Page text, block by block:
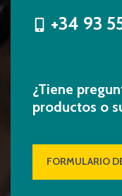
+34 93
¿Tiene
productos o
FORMULARIO